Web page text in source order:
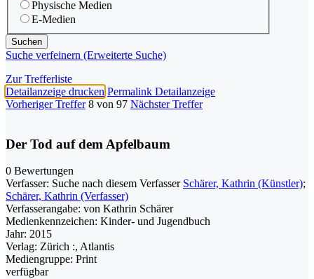
Physische Medien
E-Medien
Suche verfeinern (Erweiterte Suche)
Zur Trefferliste
Detailanzeige drucken Permalink Detailanzeige
Vorheriger Treffer 8 von 97 Nächster Treffer
Der Tod auf dem Apfelbaum
0 Bewertungen
Verfasser: Suche nach diesem Verfasser Schärer, Kathrin (Künstler);
Schärer, Kathrin (Verfasser)
Verfasserangabe: von Kathrin Schärer
Medienkennzeichen: Kinder- und Jugendbuch
Jahr: 2015
Verlag: Zürich :, Atlantis
Mediengruppe: Print
verfügbar